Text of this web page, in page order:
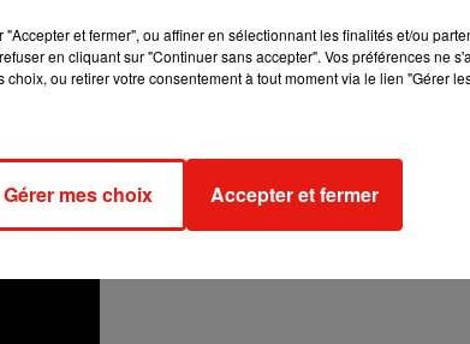
que l’interprète de
aucune date de sortie n’a été annoncée par les
Dadju rend hommage aux femmes et à sa maman
dessous).
et fermer", ou affiner en sélectionnant les finalités et/ou
en cliquant sur "Continuer sans accepter". Vos préférences ne
choix, ou retirer votre consentement à tout moment via le lien "Gérer
Gérer mes choix Accepter et fermer